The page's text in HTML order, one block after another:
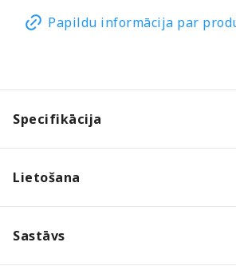
Papildu informācija par
Specifikācija
Lietošana
Sastāvs